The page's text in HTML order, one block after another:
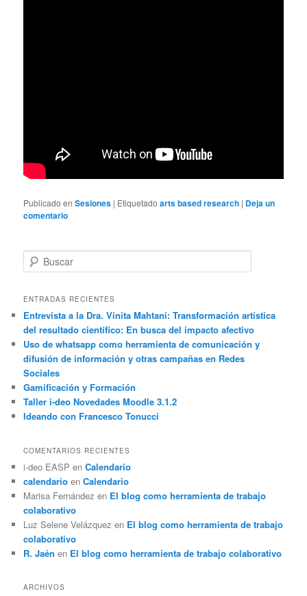
Publicado en Sesiones | Etiquetado arts based research | Deja un
comentario
u
c
r
ENTRADAS RECIENTES
Entrevista a la Dra. Vinita Mahtani: Transformación artística
del resultado científico: En busca del impacto afectivo
Uso de whatsapp como herramienta de comunicación y
difusión de información y otras campañas en Redes
Sociales
Gamificación y Formación
Taller i-deo Novedades Moodle 3.1.2
Ideando con Francesco Tonucci
COMENTARIOS RECIENTES
i-deo EASP enCalendario
calendario enCalendario
Marisa Fernández en El blog como herramienta de trabajo
colaborativo
Luz Selene Velázquez en El blog como herramienta de trabajo
colaborativo
R. Jaén en El blog como herramienta de trabajo colaborativo
ARCHIVOS